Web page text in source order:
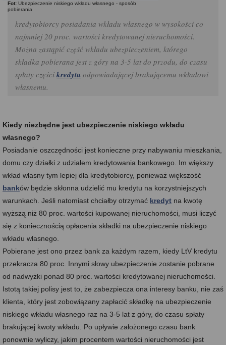
Fot: Ubezpieczenie niskiego wkładu własnego - sposób
pobierania
kredytobiorcy posiadania wkładu własnego w wysokości co
najmniej 20 proc. wartości kredytowanej nieruchomości.
Można zastąpić część wkładu ubezpieczeniem, którego
składka pobierana jest z góry na 3-5 lat do przodu, do czasu
spłaty części kredytu odpowiadającej brakującemu wkładowi
własnemu.
Kiedy niezbędne jest ubezpieczenie niskiego wkładu
własnego?
Posiadanie oszczędności jest konieczne przy nabywaniu mieszkania,
domu czy działki z udziałem kredytowania bankowego. Im większy
wkład własny tym lepiej dla kredytobiorcy, ponieważ większość
banków będzie skłonna udzielić mu kredytu na korzystniejszych
warunkach. Jeśli natomiast chciałby otrzymać kredyt na kwotę
wyższą niż 80 proc. wartości kupowanej nieruchomości, musi liczyć
się z koniecznością opłacenia składki na ubezpieczenie niskiego
wkładu własnego.
Pobierane jest ono przez bank za każdym razem, kiedy LtV kredytu
przekracza 80 proc. Innymi słowy ubezpieczenie zostanie pobrane
od nadwyżki ponad 80 proc. wartości kredytowanej nieruchomości.
Istotą takiej polisy jest to, że zabezpiecza ona interesy banku, nie zaś
klienta, który jest zobowiązany zapłacić składkę na ubezpieczenie
niskiego wkładu własnego raz na 3-5 lat z góry, do czasu spłaty
brakującej kwoty wkładu. Po upływie założonego czasu bank
ponownie wyliczy, jakim procentem wartości nieruchomości jest